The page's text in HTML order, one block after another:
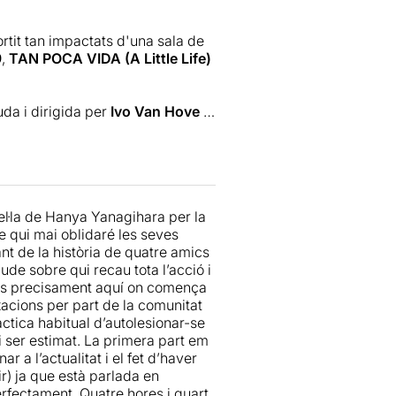
res. La gent li lleva la vida,
molt temps dalt de
a completar i reforçar la
dels problemes d’en
on els actors cuinen a
d’arquitectura, i una sala
no funcionaria.Jan
posa dues pantalles on de
manera per situar a
de l’escenografia.
a quatre hores de teatre,
que necessita el seu temps,
mateix ritme que el
decidir dedicar-lo. Jude és
a ser-ho. Són quatre hores,
tan impactats d'una sala de
, TAN POCA VIDA (A Little Life)
i dirigida per Ivo Van Hovei
perKoen Tachelet, amb
del neerlandès per
de dues companyies,
Ivo van Hove (Bèlgica 1958).
com "Tragèdies
2014)(vegeu ressenya ),
(vegeu ressenya) i "A
ressenya).
de Hanya Yanagihara per la
qui mai oblidaré les seves
de la història de quatre amics
sobre qui recau tota l’acció i
precisament aquí on comença
per part de la comunitat
habitual d’autolesionar-se
ser estimat. La primera part em
a l’actualitat i el fet d’haver
ja que està parlada en